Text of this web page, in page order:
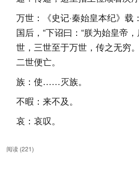
万世：《史记·秦始皇本纪》载
国后，“下诏曰：“朕为始皇帝
世，三世至于万世，传之无穷
二世便亡。
族：使……灭族。
不暇：来不及。
哀：哀叹。
阅读 (221)